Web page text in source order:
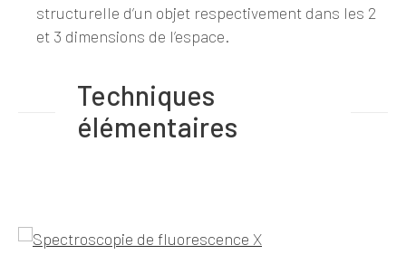
structurelle d’un objet respectivement dans les 2
et 3 dimensions de l’espace.
Techniques
élémentaires